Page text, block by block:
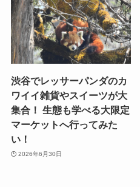
渋谷でレッサーパンダのカ
ワイイ雑貨やスイーツが大
集合！ 生態も学べる大限定
マーケットへ行ってみた
い！
2026年6月30日